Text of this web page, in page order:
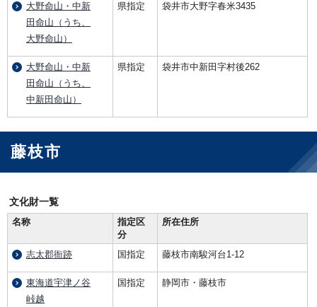
大野命山・中新
田命山（うち、
大野命山）
県指定 袋井市大野字春米3435
大野命山・中新
田命山（うち、
中新田命山）
県指定 袋井市中新田字村後262
藤枝市
文化財一覧
名称
指定区
分
所在住所
志太郡衙跡 国指定 藤枝市南駿河台1-12
東海道宇津ノ谷
峠越
国指定 静岡市・藤枝市